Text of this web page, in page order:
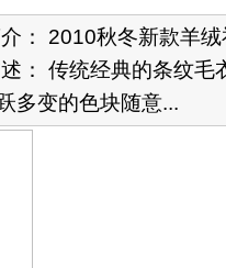
： 2010秋冬新款羊
： 传统经典的条纹毛
多变的色块随意...